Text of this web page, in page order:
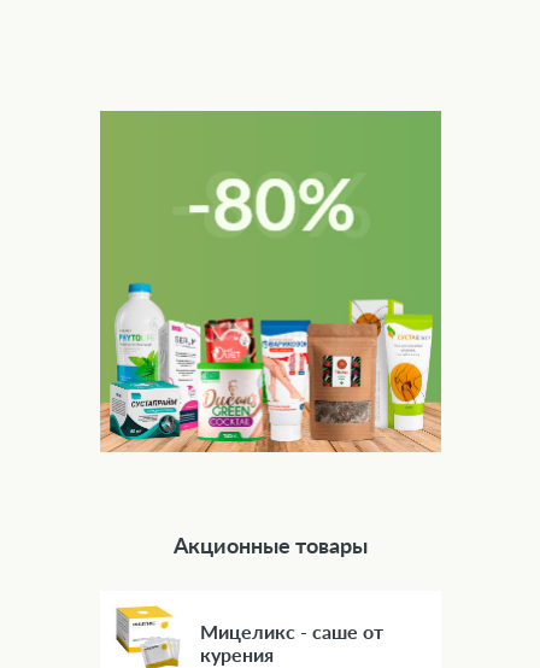
Акционные товары
Мицеликс - саше от
курения